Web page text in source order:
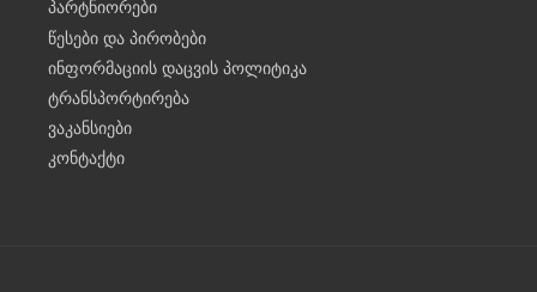
პარტნიორები
წესები და პირობები
ინფორმაციის დაცვის პოლიტიკა
ტრანსპორტირება
ვაკანსიები
კონტაქტი